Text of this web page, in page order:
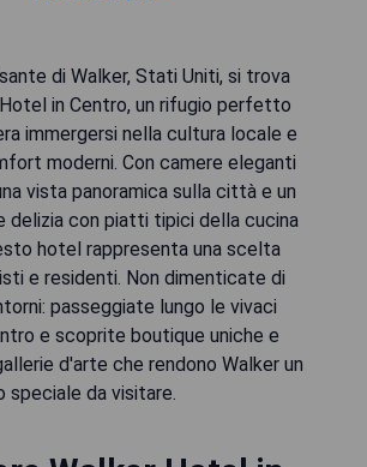
di Walker, Stati Uniti, si trova
in Centro, un rifugio perfetto
immergersi nella cultura locale e
moderni. Con camere eleganti
vista panoramica sulla città e un
delizia con piatti tipici della cucina
hotel rappresenta una scelta
e residenti. Non dimenticate di
passeggiate lungo le vivaci
e scoprite boutique uniche e
d'arte che rendono Walker un
speciale da visitare.